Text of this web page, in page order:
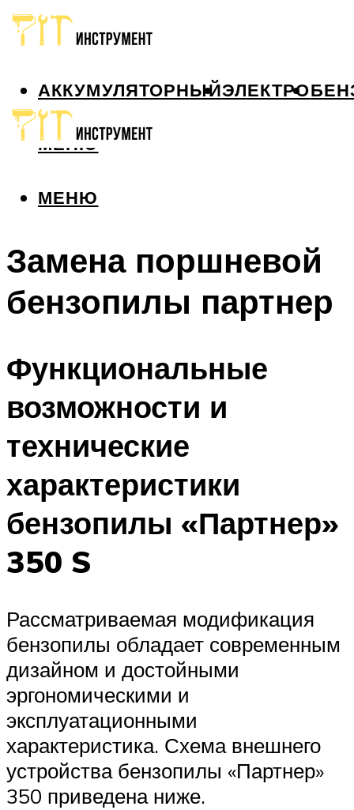
АККУМУЛЯТОРНЫЙЭЛЕКТРО
МЕНЮ
МЕНЮ
Замена поршневой
бензопилы партнер
Функциональные
возможности и
технические
характеристики
бензопилы «Партнер»
350 S
Рассматриваемая модификация
бензопилы обладает современным
дизайном и достойными
эргономическими и
эксплуатационными
характеристика. Схема внешнего
устройства бензопилы «Партнер»
350 приведена ниже.